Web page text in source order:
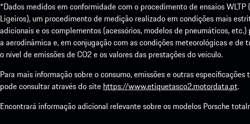
*Dados medidos em conformidade com o procedimento de ensaios
Ligeiros), um procedimento de medição realizado em condições mais
adicionais e os complementos (acessórios, modelos de pneumáticos,
a aerodinâmica e, em conjugação com as condições meteorológicas e
o nível de emissões de CO2 e os valores das prestações do veículo.
Para mais informação sobre o consumo, emissões e outras
pode consultar através do site https://www.etiquetasco2.motordata.pt.
Encontrará informação adicional relevante sobre os modelos Porsche